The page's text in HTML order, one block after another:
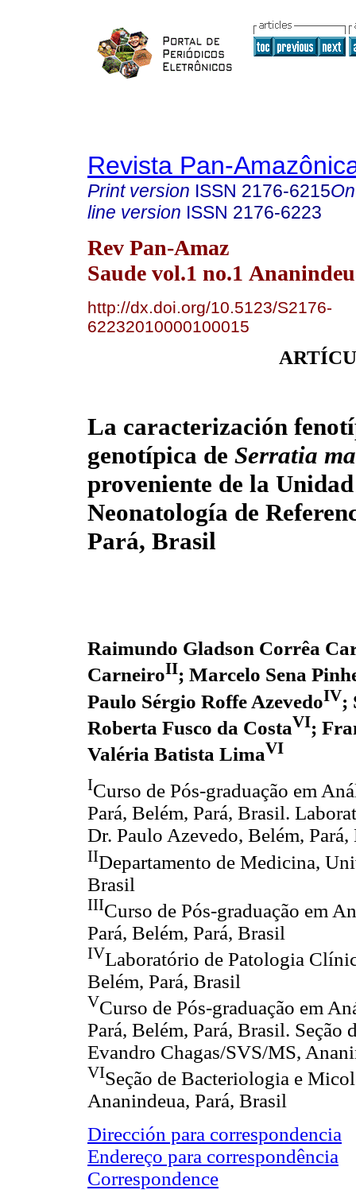
Revista Pan-
Print version ISSN 2176-6215
line version ISSN 2176-6223
Rev Pan-Amaz
Saude vol.1 no.1
http://dx.doi.org/10.5123/S2176-
62232010000100015
La caracterización
genotípica de Serratia
proveniente de la
Neonatología de
Pará, Brasil
Raimundo Gladson Corrêa
CarneiroII; Marcelo Sena
Paulo Sérgio Roffe AzevedoIV;
Roberta Fusco da CostaVI;
Valéria Batista LimaVI
ICurso de Pós-graduação em
Pará, Belém, Pará, Brasil.
Dr. Paulo Azevedo, Belém,
IIDepartamento de Medicina,
Brasil
IIICurso de Pós-graduação em
Pará, Belém, Pará, Brasil
IVLaboratório de Patologia
Belém, Pará, Brasil
VCurso de Pós-graduação em
Pará, Belém, Pará, Brasil.
Evandro Chagas/SVS/MS,
VISeção de Bacteriologia e
Ananindeua, Pará, Brasil
Dirección para correspondencia
Endereço para correspondência
Correspondence